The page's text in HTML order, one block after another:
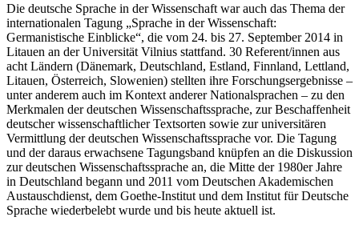
Die deutsche Sprache in der Wissenschaft war auch das Thema der
internationalen Tagung „Sprache in der Wissenschaft:
Germanistische Einblicke“, die vom 24. bis 27. September 2014 in
Litauen an der Universität Vilnius stattfand. 30 Referent/innen aus
acht Ländern (Dänemark, Deutschland, Estland, Finnland, Lettland,
Litauen, Österreich, Slowenien) stellten ihre Forschungsergebnisse –
unter anderem auch im Kontext anderer Nationalsprachen – zu den
Merkmalen der deutschen Wissenschaftssprache, zur Beschaffenheit
deutscher wissenschaftlicher Textsorten sowie zur universitären
Vermittlung der deutschen Wissenschaftssprache vor. Die Tagung
und der daraus erwachsene Tagungsband knüpfen an die Diskussion
zur deutschen Wissenschaftssprache an, die Mitte der 1980er Jahre
in Deutschland begann und 2011 vom Deutschen Akademischen
Austauschdienst, dem Goethe-Institut und dem Institut für Deutsche
Sprache wiederbelebt wurde und bis heute aktuell ist.